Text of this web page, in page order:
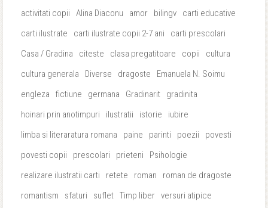
activitati copii Alina Diaconu amor bilingv
carti educative
carti ilustrate
carti ilustrate copii 2-7 ani
carti prescolari
Casa / Gradina
citeste clasa pregatitoare copii
cultura
cultura generala
Diverse dragoste
Emanuela N. Soimu
engleza
fictiune germana Gradinarit
gradinita
hoinari prin anotimpuri
ilustratii istorie
iubire
limba si literaratura romana
paine parinti poezii
povesti
povesti copii
prescolari prieteni
Psihologie
realizare ilustratii carti
retete roman
roman de dragoste
romantism
sfaturi suflet Timp liber versuri atipice